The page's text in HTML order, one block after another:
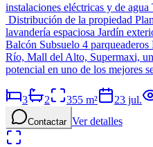
instalaciones eléctricas y de
Distribución de la propiedad
lavandería espaciosa Jardín
Balcón Subsuelo 4
Río, Mall del Alto, Supermaxi,
potencial en uno de los mejores
3 2 355 m² 23 jul.
Contactar Ver detalles